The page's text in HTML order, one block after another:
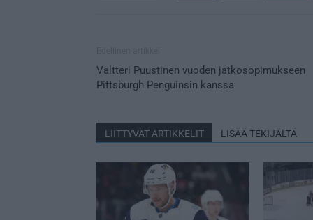
Valtteri Puustinen vuoden jatkosopimukseen
Pittsburgh Penguinsin kanssa
LIITTYVÄT ARTIKKELIT LISÄÄ TEKIJÄLTÄ